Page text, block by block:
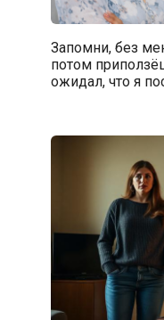
Запомни, без
потом
ожидал, что я